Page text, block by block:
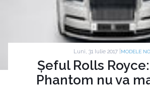
Luni, 31 Iulie 2017 | MODELE
Șeful Rolls
Phantom nu va